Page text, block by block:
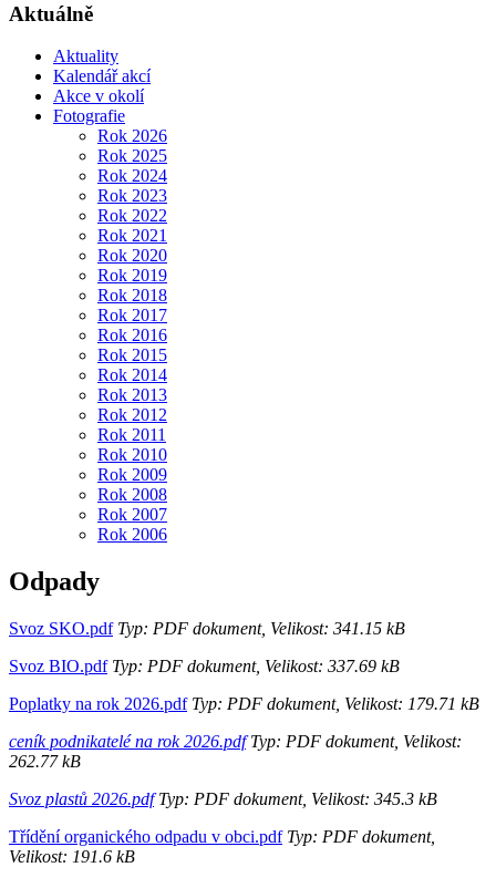
Aktuálně
Aktuality
Kalendář akcí
Akce v okolí
Fotografie
Rok 2026
Rok 2025
Rok 2024
Rok 2023
Rok 2022
Rok 2021
Rok 2020
Rok 2019
Rok 2018
Rok 2017
Rok 2016
Rok 2015
Rok 2014
Rok 2013
Rok 2012
Rok 2011
Rok 2010
Rok 2009
Rok 2008
Rok 2007
Rok 2006
Odpady
Svoz SKO.pdfTyp: PDF dokument, Velikost: 341.15 kB
Svoz BIO.pdfTyp: PDF dokument, Velikost: 337.69 kB
Poplatky na rok 2026.pdfTyp: PDF dokument, Velikost: 179.71 kB
ceník podnikatelé na rok 2026.pdfTyp: PDF dokument, Velikost:
262.77 kB
Svoz plastů 2026.pdfTyp: PDF dokument, Velikost: 345.3 kB
Třídění organického odpadu v obci.pdfTyp: PDF dokument,
Velikost: 191.6 kB